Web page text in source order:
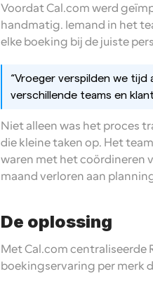
Voordat Cal.com werd
handmatig. Iemand in het
elke boeking bij de juiste
“Vroeger verspilden we
verschillende teams en
Niet alleen was het proces
die kleine taken op. Het
waren met het coördineren
maand verloren aan
De oplossing
Met Cal.com centraliseerde
boekingservaring per merk